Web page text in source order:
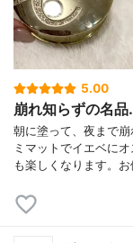
5.00
崩れ知らずの名品
朝に塗って、夜まで
ミマットでイエベに
も楽しくなります。